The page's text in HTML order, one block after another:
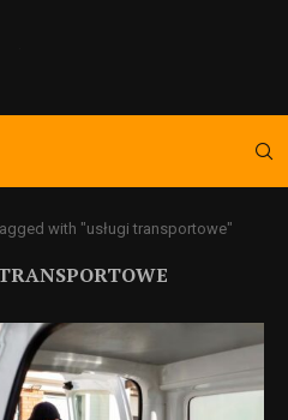
with "usługi transportowe"